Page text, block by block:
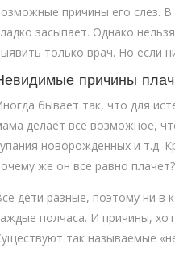
причины его слез.
засыпает. Однако
только врач. Но если
причины
бывает так, что для
делает все возможное,
новорожденных и т.д.
же он все равно
дети разные, поэтому ни в
полчаса. И причины,
так называемые